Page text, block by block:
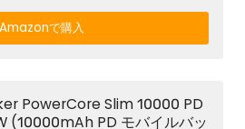
iPhone 12 iPad Air(第4世代)
その他 各種機器対応
Amazonで購入
PowerCore Slim 10000 PD
(10000mAh PD モバイルバッ